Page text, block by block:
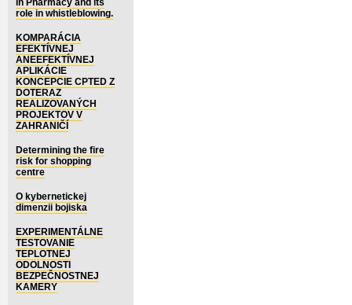
in Pharmacy and its
role in whistleblowing.
KOMPARÁCIA
EFEKTÍVNEJ
ANEEFEKTÍVNEJ
APLIKÁCIE
KONCEPCIE CPTED Z
DOTERAZ
REALIZOVANÝCH
PROJEKTOV V
ZAHRANIČÍ
Determining the fire
risk for shopping
centre
O kybernetickej
dimenzii bojiska
EXPERIMENTÁLNE
TESTOVANIE
TEPLOTNEJ
ODOLNOSTI
BEZPEČNOSTNEJ
KAMERY